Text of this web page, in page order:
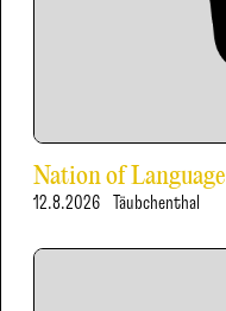
Nation of Language
12.8.2026 Täubchenthal